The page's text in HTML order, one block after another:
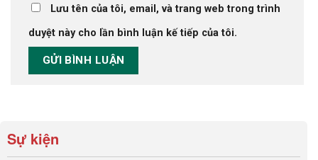
Lưu tên của tôi, email, và trang web trong trình
duyệt này cho lần bình luận kế tiếp của tôi.
Sự kiện